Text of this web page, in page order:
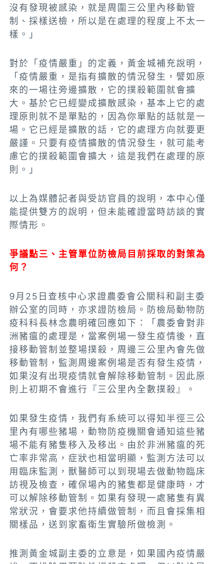
沒有發現被感染，就是周圍三公里內移動管
制、採樣送檢，所以是在處理的程度上不太一
樣。」
對於「疫情嚴重」的定義，黃金城補充說明，
「疫情嚴重，是指有擴散的情況發生，譬如原
來的一場往旁邊擴散，它的撲殺範圍就會擴
大。基於它已經變成擴散感染，基本上它的處
理原則就不是單點的，因為你單點的話就是一
場。它已經是擴散的話，它的處理方向就要更
嚴謹。只要有疫情擴散的情況發生，就可能考
慮它的撲殺範圍會擴大，這是我們在處理的原
則。」
以上為媒體記者與受訪官員的說明，本中心僅
能提供雙方的說明，但未能確證當時訪談的實
際情形。
爭議點三、主管單位防檢局目前採取的對策為
何？
9月25日查核中心求證農委會公關科和副主委
辦公室的同時，亦求證防檢局。防檢局動物防
疫科科長林念農明確回應如下：「農委會對非
洲豬瘟的處理是，當案例場一發生疫情後，直
接移動管制並整場撲殺，周邊三公里內會先做
移動管制，監測周邊案例場是否有發生疫情，
如果沒有出現疫情就會解除移動管制。因此原
則上初期不會進行『三公里內全數撲殺』。
如果發生疫情，我們有系統可以得知半徑三公
里內有哪些豬場，動物防疫機關會通知這些豬
場不能有豬隻移入及移出。由於非洲豬瘟的死
亡率非常高，症狀也相當明顯，監測方法可以
用臨床監測，獸醫師可以到現場去做動物臨床
訪視及檢查，確保場內的豬隻都是健康時，才
可以解除移動管制。如果有發現一處豬隻有異
常狀況，會要求他持續做管制，而且會採集相
關樣品，送到家畜衛生實驗所做檢測。
推測黃金城副主委的立意是，如果國內疫情嚴